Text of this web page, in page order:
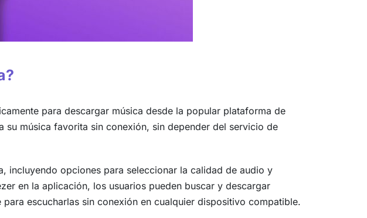
para descargar música desde la popular plataforma de
su música favorita sin conexión, sin depender del servicio de
incluyendo opciones para seleccionar la calidad de audio y
en la aplicación, los usuarios pueden buscar y descargar
escucharlas sin conexión en cualquier dispositivo compatible.